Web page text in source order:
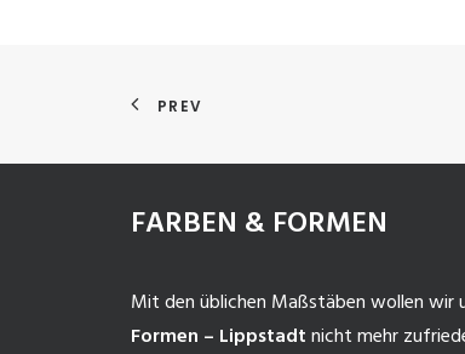
PREV
FARBEN & FORMEN
Mit den üblichen Maßstäben wollen wir
Formen – Lippstadtnicht mehr